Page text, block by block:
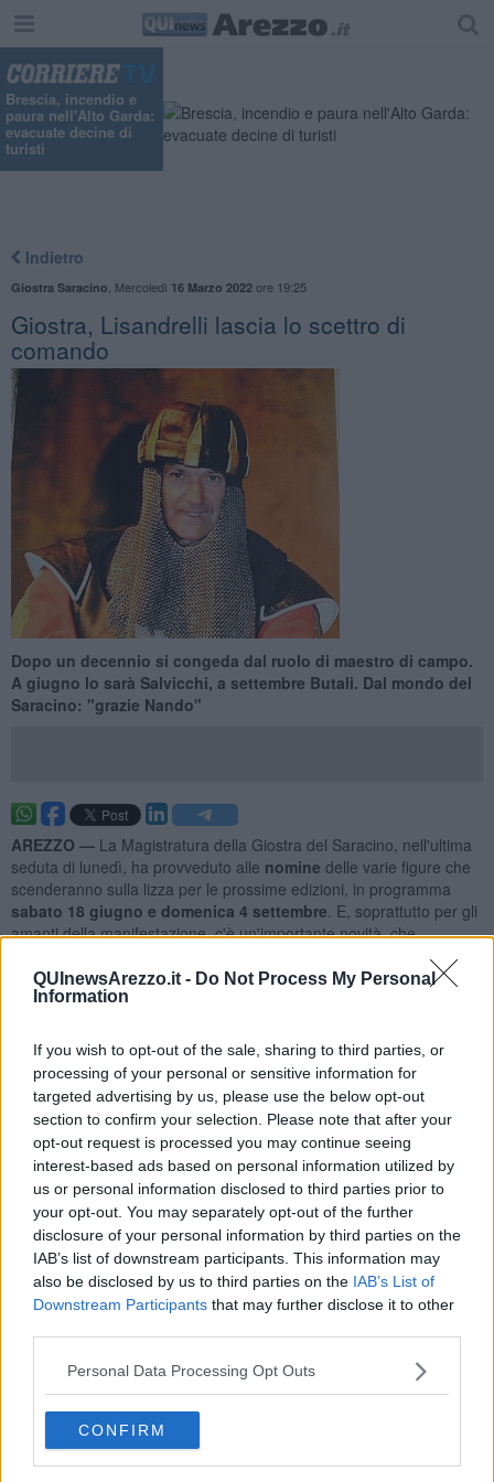
QUInewsArezzo.it - Do Not Process My Personal
Information
If you wish to opt-out of the sale, sharing to third parties, or
processing of your personal or sensitive information for
targeted advertising by us, please use the below opt-out
section to confirm your selection. Please note that after your
opt-out request is processed you may continue seeing
interest-based ads based on personal information utilized by
us or personal information disclosed to third parties prior to
your opt-out. You may separately opt-out of the further
disclosure of your personal information by third parties on the
IAB’s list of downstream participants. This information may
also be disclosed by us to third parties on the IAB’s List of
Downstream Participants that may further disclose it to other
Personal Data Processing Opt Outs
CONFIRM
Brescia, incendio e
paura nell'Alto Garda:
evacuate decine di
turisti
Indietro
Giostra Saracino Mercoledì 16 Marzo 2022ore 19:25
Giostra, Lisandrelli lascia lo scettro di
comando
Dopo un decennio si congeda dal ruolo di maestro di campo.
A giugno lo sarà Salvicchi, a settembre Butali. Dal mondo del
Saracino: "grazie Nando"
AREZZO — La Magistratura della Giostra del Saracino, nell'ultima
seduta di lunedì, ha provveduto alle nomine delle varie figure che
scenderanno sulla lizza per le prossime edizioni, in programma
sabato 18 giugno e domenica 4 settembre . E, soprattutto per gli
amanti della manifestazione, c'è un'importante novità, che
, dopo un
decennio, la massima autorità della Giostra,il Maestro di Campo
Ferdinando Lisandrelli.
Tornando a quanto avvenuto nei giorni scorsi il primo magistrato
Marco Cecchi insieme ai magistrati Laura Paffetti, Marco
Salvadori, Andrea Seri, Andrea Sandroni, Mauro Messeri, Angiolo
Agnolucci, Luca Bizzarri, Roberto Tundo e Gino Ciofini, ha
deliberato le seguenti nomine.
Giuria della Giostra: per la Giostra di giugno Carlo Biagini
(presidente), Micaela Valdambrini, Beatrice Benelli, Andrea Ermini,
Michele Moretti; per la Giostra di settembre Giuliano Allegrini
(presidente), Laura Pagliai, Serena Secchi, Marco Magrini, Mauro
Vice Maestro di campo (a cavallo)
Aiutante (a piedi): per la Giostra di giugno Fabio Butali; per la
Giostra di settembre Carlo Salvicchi.